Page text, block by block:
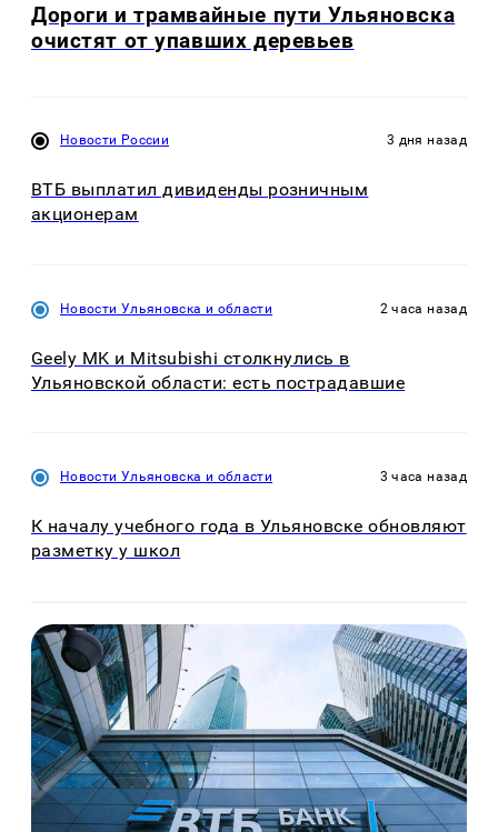
Дороги и трамвайные пути Ульяновска
очистят от упавших деревьев
Новости России 3 дня назад
ВТБ выплатил дивиденды розничным
акционерам
Новости Ульяновска и области 2 часа назад
Geely MK и Mitsubishi столкнулись в
Ульяновской области: есть пострадавшие
Новости Ульяновска и области 3 часа назад
К началу учебного года в Ульяновске обновляют
разметку у школ